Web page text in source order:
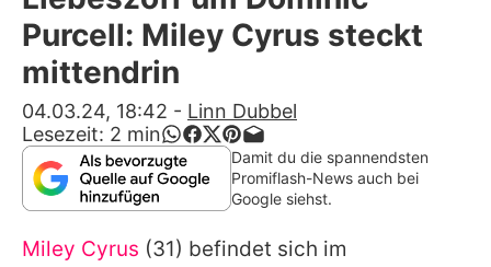
Alle Themen auf Promiflash
Jobs
App runterladen
Team
Redaktionelle Richtlinien
Impressum
Purcell: Miley Cyrus steckt
mittendrin
04.03.24, 18:42 - Linn Dubbel
Lesezeit: 2 min
Damit du die spannendsten
Promiflash-News auch bei
Google siehst.
Miley Cyrus (31) befindet sich im